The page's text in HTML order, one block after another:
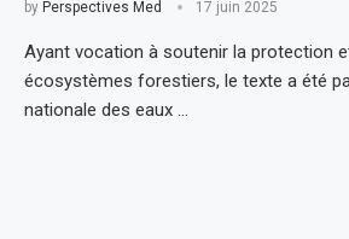
by Perspectives Med 17 juin 2025
Ayant vocation à soutenir la protection
écosystèmes forestiers, le texte a été
nationale des eaux …